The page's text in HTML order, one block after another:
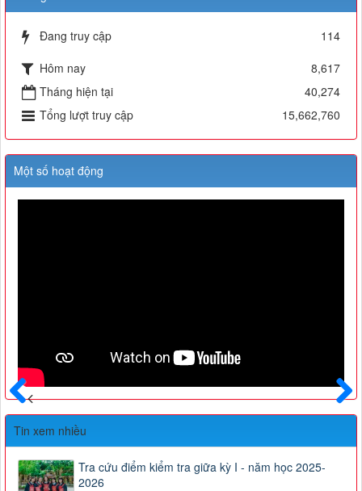
Đang truy cập
114
Hôm nay
8,617
Tháng hiện tại
40,274
Tổng lượt truy cập
15,662,760
Một số hoạt động
Sau
Trước
Tin xem nhiều
Tra cứu điểm kiểm tra giữa kỳ I - năm học 2025-
2026